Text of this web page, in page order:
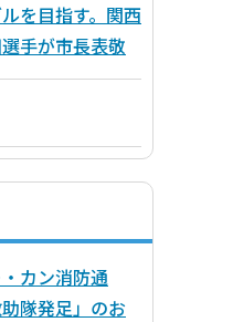
を目指す。関西
手が市長表敬
・カン消防通
隊発足」のお